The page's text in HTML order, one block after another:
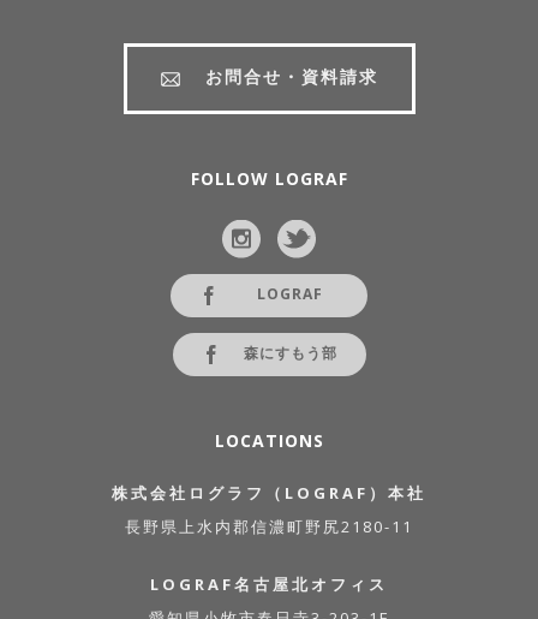
お問合せ・資料請求
FOLLOW LOGRAF
LOGRAF
森にすもう部
LOCATIONS
株式会社ログラフ（LOGRAF）本社
長野県上水内郡信濃町野尻2180-11
LOGRAF名古屋北オフィス